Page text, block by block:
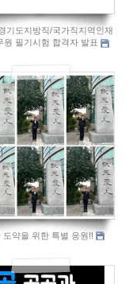
기도지방직/국가직지역인재
원 필기시험 합격자 발표
1216
도약을 위한 특별 응원!!